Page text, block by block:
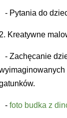
- Pytania do
Kreatywne
- Zachęcanie
-foto budka z